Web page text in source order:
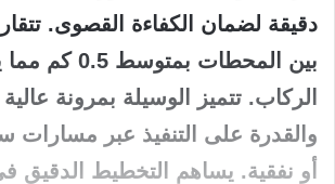
دقيقة لضمان الكفاءة القصوى.
بين المحطات
الركاب. تتميز الوسيلة بمرونة عالية
والقدرة على التنفيذ عبر مسارات
أو نفقية. يساهم التخطيط